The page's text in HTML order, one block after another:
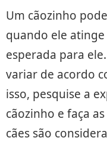
Um cãozinho
quando ele
esperada para
variar de acordo
isso, pesquise a
cãozinho e faça
cães são